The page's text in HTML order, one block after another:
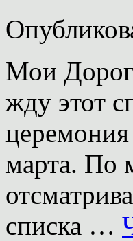
Мои
жду этот
марта. По
списка …